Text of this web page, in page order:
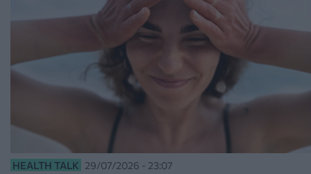
HEALTH TALK 29/07/2026 - 23:07